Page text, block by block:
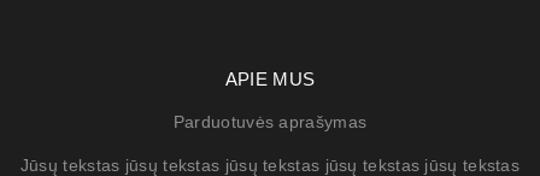
APIE MUS
Parduotuvės aprašymas
Jūsų tekstas jūsų tekstas jūsų tekstas jūsų tekstas jūsų tekstas